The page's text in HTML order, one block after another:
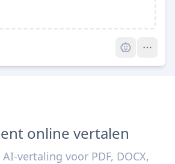
online vertalen
vertaling voor PDF, DOCX,